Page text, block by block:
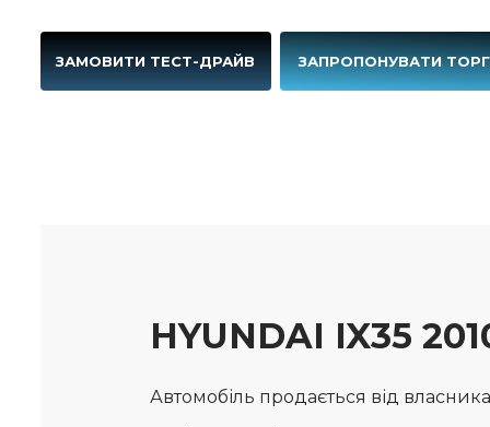
ЗАМОВИТИ ТЕСТ-ДРАЙВ ЗАПРОПОНУВАТИ ТОРГ
HYUNDAI IX35
Автомобіль продається від